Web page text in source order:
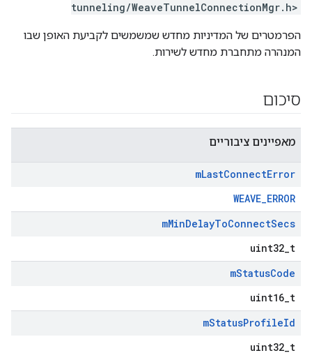
tunneling/WeaveTunnelConnectionMgr.h>
הפרמטרים של המדיניות מחדש שמשמשים לקביעת האופן שבו
המנהרה מתחברת מחדש לשירות.
סיכום
מאפיינים ציבוריים
mLastConnectError
WEAVE_ERROR
mMinDelayToConnectSecs
uint32_t
mStatusCode
uint16_t
mStatusProfileId
uint32_t